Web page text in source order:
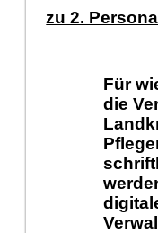
zu 2.
Für
die